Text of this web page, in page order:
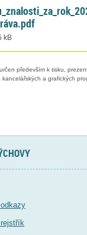
kB
především k tisku,
a grafických